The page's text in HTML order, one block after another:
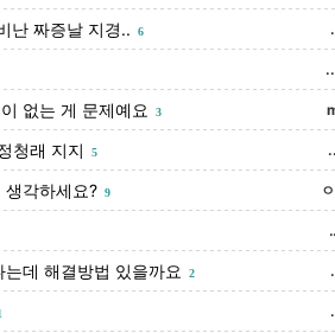
난 짜증날 지경.. 6
없는 게 문제예요 3
청래 지지 5
생각하세요? 9
데 해결방법 있을까요 2